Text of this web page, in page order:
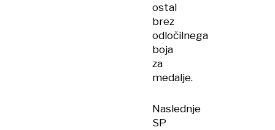
ostal
brez
odločilnega
boja
za
medalje.
Naslednje
SP